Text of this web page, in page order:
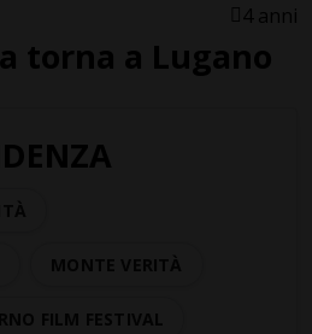
4 anni
torna a Lugano